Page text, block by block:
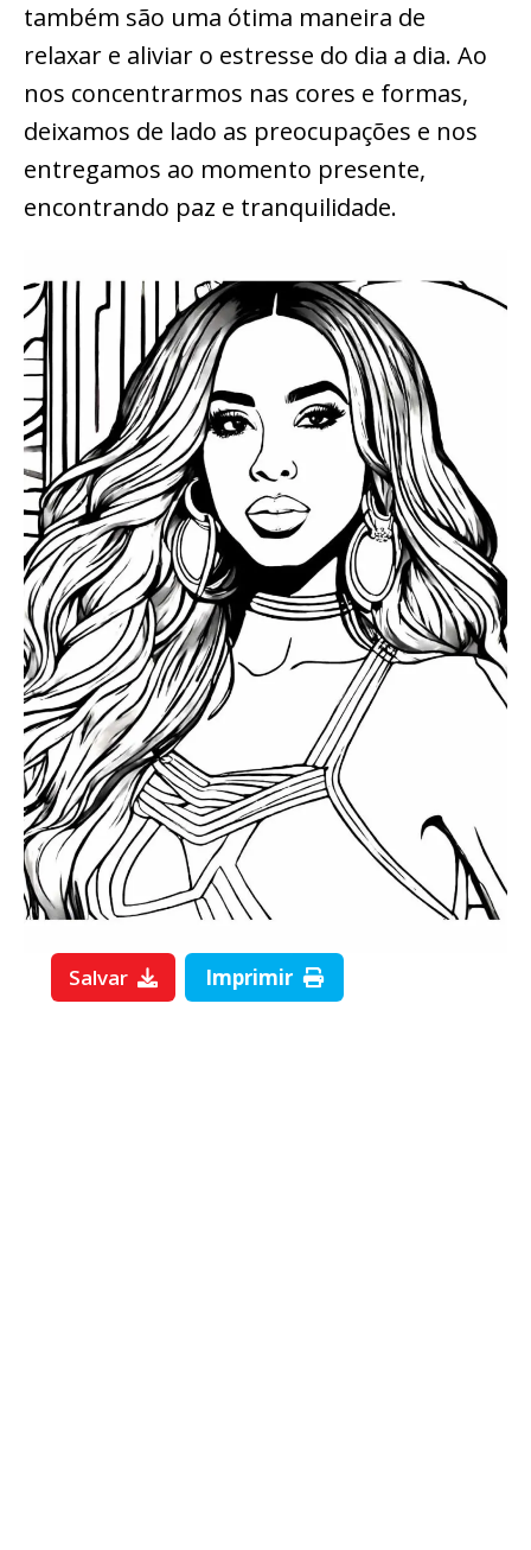
também são uma ótima maneira de
relaxar e aliviar o estresse do dia a dia. Ao
nos concentrarmos nas cores e formas,
deixamos de lado as preocupações e nos
entregamos ao momento presente,
encontrando paz e tranquilidade.
Salvar Imprimir